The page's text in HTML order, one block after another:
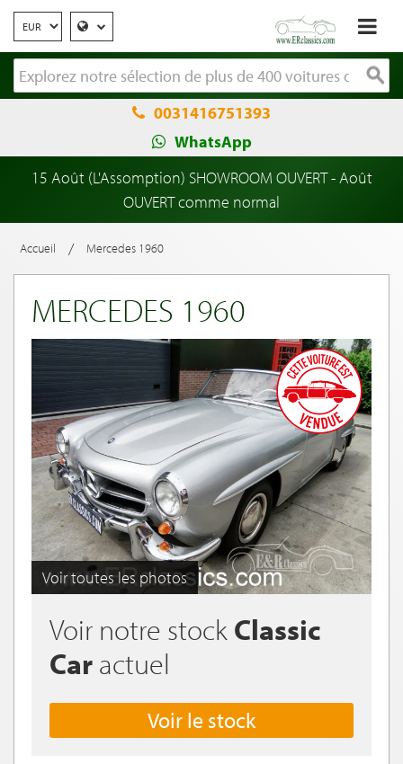
0031416751393
WhatsApp
15 Août (L'Assomption) SHOWROOM OUVERT - Août
OUVERT comme normal
Accueil / Mercedes 1960
MERCEDES 1960
Voir toutes les photos
Voir notre stock Classic
Car actuel
Voir le stock